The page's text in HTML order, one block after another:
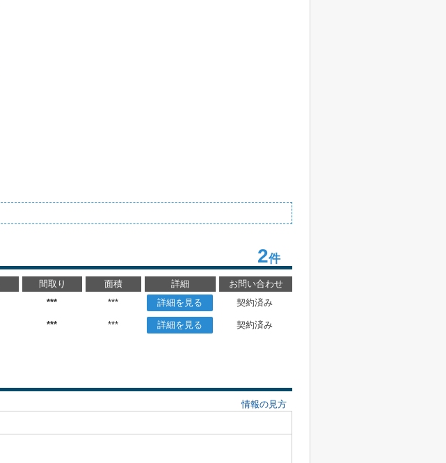
2件
間取り 面積 詳細
お問い合わせ
*** *** 詳細を見る 契約済み
*** *** 詳細を見る
契約済み
情報の見方